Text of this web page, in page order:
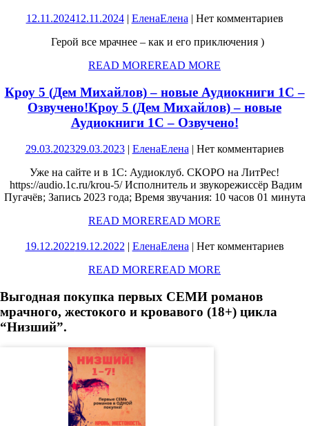
12.11.202412.11.2024 | ЕленаЕлена | Нет комментариев
Герой все мрачнее – как и его приключения )
READ MOREREAD MORE
Кроу 5 (Дем Михайлов) – новые Аудиокниги 1С –
Озвучено!Кроу 5 (Дем Михайлов) – новые
Аудиокниги 1С – Озвучено!
29.03.202329.03.2023 | ЕленаЕлена | Нет комментариев
Уже на сайте и в 1С: Аудиоклуб. СКОРО на ЛитРес!
https://audio.1c.ru/krou-5/ Исполнитель и звукорежиссёр Вадим
Пугачёв; Запись 2023 года; Время звучания: 10 часов 01 минута
READ MOREREAD MORE
19.12.202219.12.2022 | ЕленаЕлена | Нет комментариев
READ MOREREAD MORE
Выгодная покупка первых СЕМИ романов
мрачного, жестокого и кровавого (18+) цикла
“Низший”.